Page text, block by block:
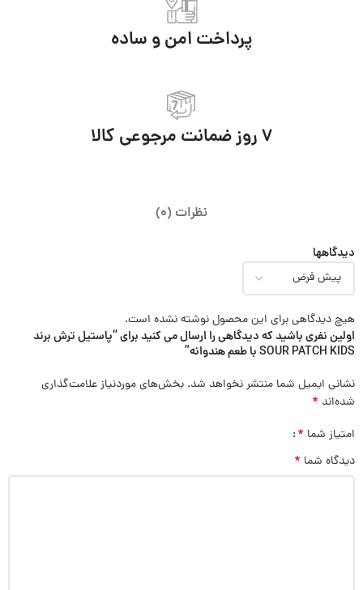
پرداخت امن و ساده
7 روز ضمانت مرجوعی کالا
نظرات (0)
دیدگاهها
هیچ دیدگاهی برای این محصول نوشته نشده است.
اولین نفری باشید که دیدگاهی را ارسال می کنید برای “پاستیل ترش برند
SOUR PATCH KIDS با طعم هندوانه”
نشانی ایمیل شما منتشر نخواهد شد. بخش‌های موردنیاز علامت‌گذاری
شده‌اند *
امتیاز شما *
دیدگاه شما *